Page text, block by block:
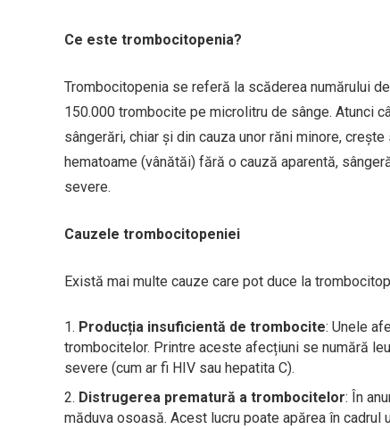
Ce este trombocitopenia?
Trombocitopenia se referă la scăderea numărului
150.000 trombocite pe microlitru de sânge. Atunci
sângerări, chiar și din cauza unor răni minore,
hematoame (vânătăi) fără o cauză aparentă,
severe.
Cauzele trombocitopeniei
Există mai multe cauze care pot duce la
Producția insuficientă de trombocite: Unele
trombocitelor. Printre aceste afecțiuni se numără
severe (cum ar fi HIV sau hepatita C).
Distrugerea prematură a trombocitelor: În
măduva osoasă. Acest lucru poate apărea în